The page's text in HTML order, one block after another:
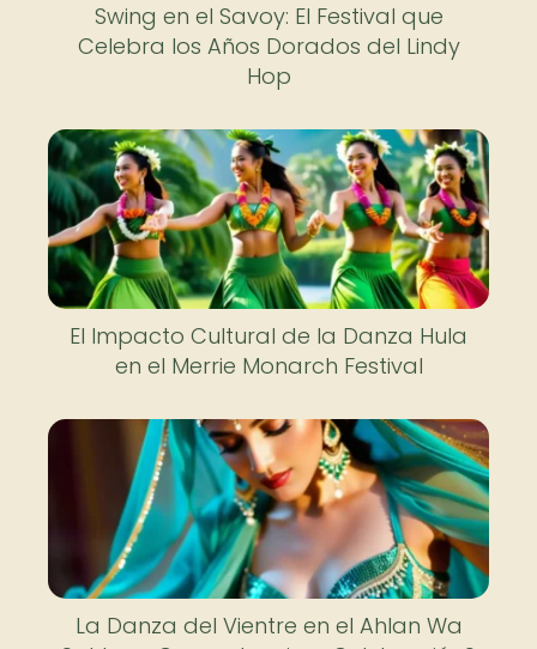
Swing en el Savoy: El Festival que
Celebra los Años Dorados del Lindy
Hop
El Impacto Cultural de la Danza Hula
en el Merrie Monarch Festival
La Danza del Vientre en el Ahlan Wa